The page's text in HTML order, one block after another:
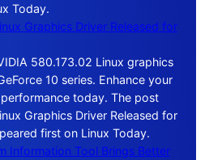
Today.
Graphics Driver Released for
580.173.02 Linux graphics
10 series. Enhance your
today. The post
Graphics Driver Released for
first on Linux Today.
Information Tool Brings Better